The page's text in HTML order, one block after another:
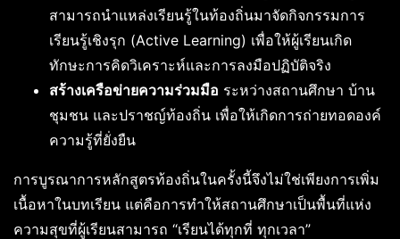
สามารถนำแหล่งเรียนรู้ในท้องถิ่นมาจัดกิจกรรมการ
เรียนรู้เชิงรุก (Active Learning) เพื่อให้ผู้เรียนเกิด
ทักษะการคิดวิเคราะห์และการลงมือปฏิบัติจริง
สร้างเครือข่ายความร่วมมือ ระหว่างสถานศึกษา บ้าน
ชุมชน และปราชญ์ท้องถิ่น เพื่อให้เกิดการถ่ายทอดองค์
ความรู้ที่ยั่งยืน
การบูรณาการหลักสูตรท้องถิ่นในครั้งนี้จึงไม่ใช่เพียงการเพิ่ม
เนื้อหาในบทเรียน แต่คือการทำให้สถานศึกษาเป็นพื้นที่แห่ง
ความสุขที่ผู้เรียนสามารถ “เรียนได้ทุกที่ ทุกเวลา”